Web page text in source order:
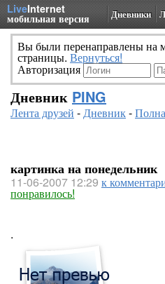
LiveInternet
мобильная версия Дневники
Вы были перенаправлены на
страницы. Вернуться!
Авторизация
Дневник PING
Лента друзей -Дневник-
картинка на понедельник
11-06-2007 12:29 к
понравилось!
.